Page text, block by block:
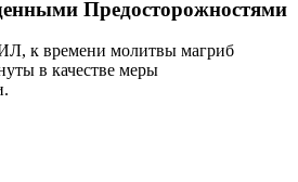
Предосторожностями
к времени молитвы магриб
в качестве меры